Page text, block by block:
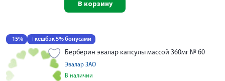
В корзину
-15% +кешбэк 5% бонусами
Берберин эвалар капсулы массой 360мг № 60
Эвалар ЗАО
В наличии